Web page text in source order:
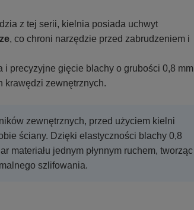
z tej serii, kielnia posiada uchwyt
, co chroni narzędzie przed zabrudzeniem i
i precyzyjne gięcie blachy o grubości 0,8 mm
krawędzi zewnętrznych.
zewnętrznych, przed użyciem kielni
ściany. Dzięki elastyczności blachy 0,8
materiału jednym płynnym ruchem, tworząc
szlifowania.